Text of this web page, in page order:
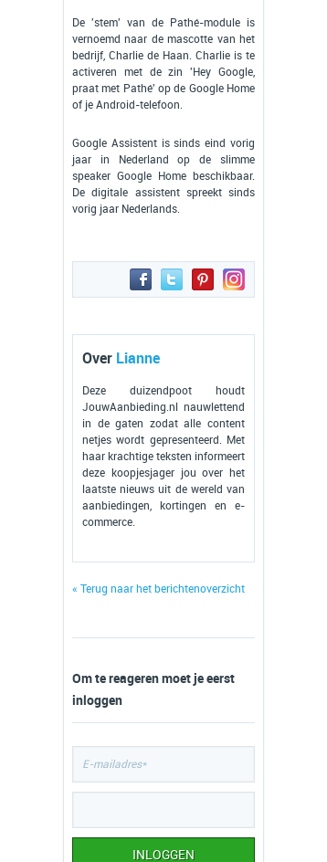
De 'stem' van de Pathé-module is
vernoemd naar de mascotte van het
bedrijf, Charlie de Haan. Charlie is te
activeren met de zin 'Hey Google,
praat met Pathé' op de Google Home
of je Android-telefoon.
Google Assistent is sinds eind vorig
jaar in Nederland op de slimme
speaker Google Home beschikbaar.
De digitale assistent spreekt sinds
vorig jaar Nederlands.
Over Lianne
Deze duizendpoot houdt
JouwAanbieding.nl nauwlettend
in de gaten zodat alle content
netjes wordt gepresenteerd. Met
haar krachtige teksten informeert
deze koopjesjager jou over het
laatste nieuws uit de wereld van
aanbiedingen, kortingen en e-
commerce.
« Terug naar het berichtenoverzicht
Om te reageren moet je eerst
inloggen